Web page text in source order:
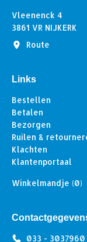
Vleenenck 4
3861 VR NIJKERK
Route
Links
Bestellen
Betalen
Bezorgen
Ruilen &
Klachten
Klantenportaal
Winkelmandje (0)
033 - 3037960